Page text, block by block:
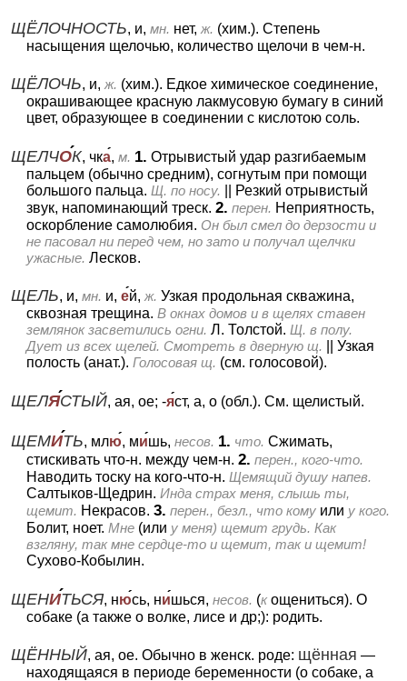
ЩЁЛОЧНОСТЬ, и, мн. нет, ж. (хим.). Степень
насыщения щелочью, количество щелочи в чем-н.
ЩЁЛОЧЬ, и, ж. (хим.). Едкое химическое соединение,
окрашивающее красную лакмусовую бумагу в синий
цвет, образующее в соединении с кислотою соль.
ЩЕЛЧОК, чка, м. 1. Отрывистый удар разгибаемым
пальцем (обычно средним), согнутым при помощи
большого пальца. Щ. по носу.
Резкий отрывистый
звук, напоминающий треск. 2. перен. Неприятность,
оскорбление самолюбия. Он был смел до дерзости и
не пасовал ни перед чем, но зато и получал щелчки
ужасные. Лесков.
ЩЕЛЬ, и, мн. и, ей, ж. Узкая продольная скважина,
сквозная трещина. В окнах домов и в щелях ставен
землянок засветились огни. Л. Толстой. Щ. в полу.
Дует из всех щелей. Смотреть в дверную щ.
Узкая
полость (анат.). Голосовая щ. (см. голосовой).
ЩЕЛЯСТЫЙ, ая, ое; -яст, а, о (обл.). См. щелистый.
ЩЕМИТЬ, млю, мишь, несов. 1. что. Сжимать,
стискивать что-н. между чем-н. 2. перен., кого-что.
Наводить тоску на кого-что-н. Щемящий душу напев.
Салтыков-Щедрин. Инда страх меня, слышь ты,
щемит. Некрасов. 3. перен., безл., что кому или у кого.
Болит, ноет. Мне (или у меня) щемит грудь. Как
взгляну, так мне сердце-то и щемит, так и щемит!
Сухово-Кобылин.
ЩЕНИТЬСЯ, нюсь, нишься, несов. (к ощениться). О
собаке (а также о волке, лисе и др;): родить.
ЩЁННЫЙ, ая, ое. Обычно в женск. роде: щённая —
находящаяся в периоде беременности (о собаке, а